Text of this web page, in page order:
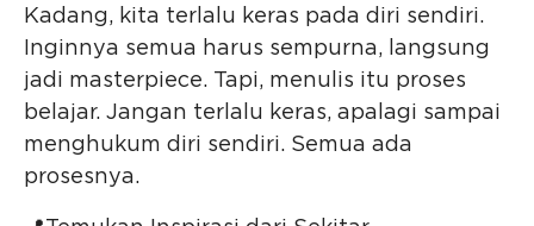
Kadang, kita terlalu keras pada diri sendiri.
Inginnya semua harus sempurna, langsung
jadi masterpiece. Tapi, menulis itu proses
belajar. Jangan terlalu keras, apalagi sampai
menghukum diri sendiri. Semua ada
prosesnya.